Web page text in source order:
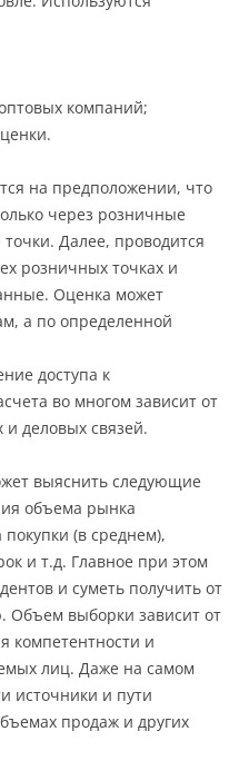
компаний;
на предположении, что
через розничные
Далее, проводится
розничных точках и
Оценка может
а по определенной
доступа к
во многом зависит от
деловых связей.
выяснить следующие
объема рынка
(в среднем),
и т.д. Главное при этом
и суметь получить от
выборки зависит от
компетентности и
лиц. Даже на самом
источники и пути
продаж и других